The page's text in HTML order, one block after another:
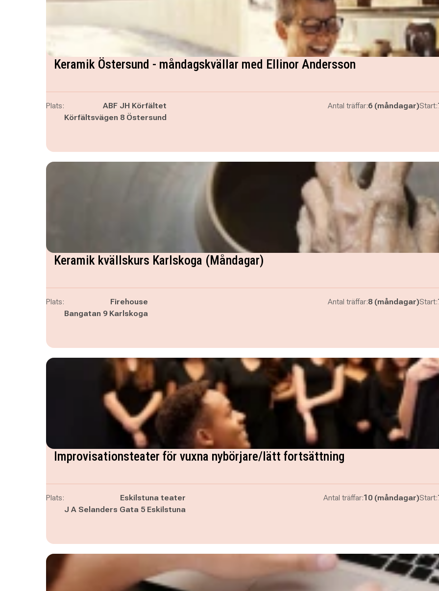
Keramik Östersund - måndagskvällar med Ellinor Andersson
Plats:
ABF JH Körfältet
Körfältsvägen 8 Östersund
Antal träffar:6 (måndagar)Start:
Keramik kvällskurs Karlskoga (Måndagar)
Plats:
Firehouse
Bangatan 9 Karlskoga
Antal träffar:8 (måndagar)Start:
Improvisationsteater för vuxna nybörjare/lätt fortsättning
Plats:
Eskilstuna teater
J A Selanders Gata 5 Eskilstuna
Antal träffar:10 (måndagar)Start: